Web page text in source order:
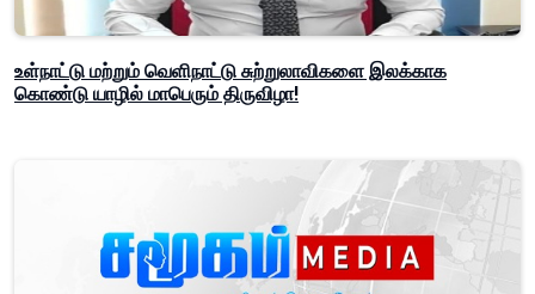
உள்நாட்டு மற்றும் வெளிநாட்டு சுற்றுலாவிகளை இலக்காக
கொண்டு யாழில் மாபெரும் திருவிழா!